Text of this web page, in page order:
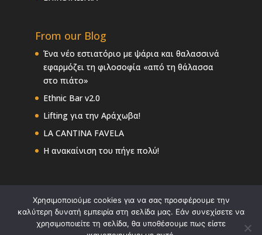
From our Blog
Ένα νέο εστιατόριο με ψάρια και θαλασσινά
εφαρμόζει τη φιλοσοφία «από τη θάλασσα
στο πιάτο»
Ethnic Bar v2.0
Lifting για την Αράχωβα!
LA CANTINA FAVELA
Η ανακαίνιση του πήγε πολύ!
Χρησιμοποιούμε cookies για να σας προσφέρουμε την
καλύτερη δυνατή εμπειρία στη σελίδα μας. Εάν συνεχίσετε να
χρησιμοποιείτε τη σελίδα, θα υποθέσουμε πως είστε